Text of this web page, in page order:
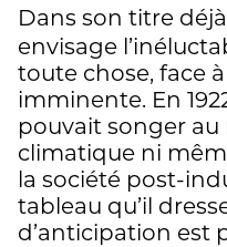
Dans son titre
envisage
toute chose, face
imminente. En
pouvait songer
climatique ni
la société post-
tableau qu’il
d’anticipation est